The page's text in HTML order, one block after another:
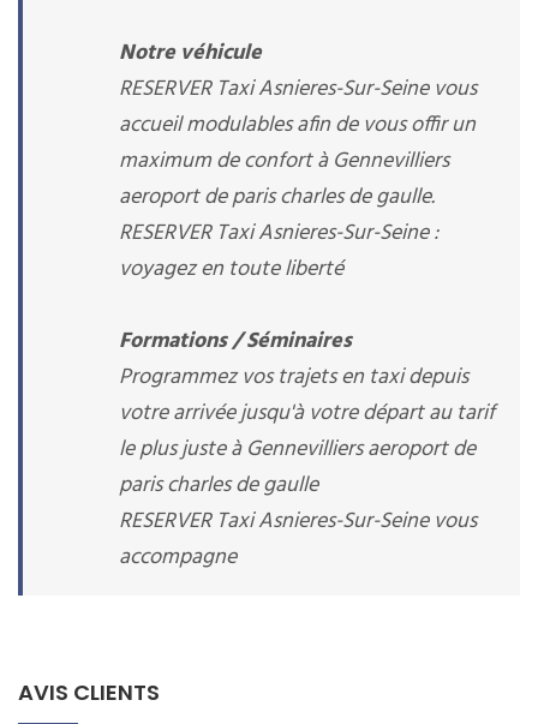
Notre véhicule
RESERVER Taxi Asnieres-Sur-Seine vous
accueil modulables afin de vous offir un
maximum de confort à Gennevilliers
aeroport de paris charles de gaulle.
RESERVER Taxi Asnieres-Sur-Seine :
voyagez en toute liberté
Formations / Séminaires
Programmez vos trajets en taxi depuis
votre arrivée jusqu'à votre départ au tarif
le plus juste à Gennevilliers aeroport de
paris charles de gaulle
RESERVER Taxi Asnieres-Sur-Seine vous
accompagne
AVIS CLIENTS